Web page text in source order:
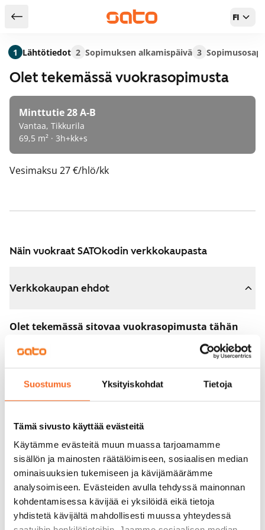
Suostumus Yksityiskohdat Tietoja
Tämä sivusto käyttää evästeitä
Käytämme evästeitä muun muassa tarjoamamme
sisällön ja mainosten räätälöimiseen, sosiaalisen median
ominaisuuksien tukemiseen ja kävijämäärämme
analysoimiseen. Evästeiden avulla tehdyssä mainonnan
kohdentamisessa kävijää ei yksilöidä eikä tietoja
yhdistetä kävijältä mahdollisesti muussa yhteydessä
Takaisin hakutuloksiin FI
Olet tekemässä vuokrasopimusta
Minttutie 28 A-B
Vantaa, Tikkurila
69,5 m² · 3h+kk+s
Vesimaksu 27 €/hlö/kk
Näin vuokraat SATOkodin verkkokaupasta
Verkkokaupan ehdot
Olet tekemässä sitovaa vuokrasopimusta tähän
Sopimus astuu voimaan heti, kun maksat 300 euron
varausmaksun verkkokaupassa. Palautamme summan
sinulle kokonaisuudessaan vuokrasopimuksen
Voit peruuttaa sopimuksen vielä asuntonäytöllä, jos
koti ei vastaa odotuksiasi. Tällöin palautamme
varausmaksun sinulle kokonaisuudessaan, yleensä
seuraavana arkipäivänä.
Vakuus 0 euroa.
1 Lähtötiedot 2 Sopimuksen alkamispäivä 3